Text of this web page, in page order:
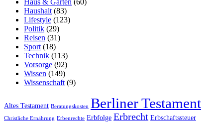
Haushalt (83)
Lifestyle (123)
Politik (29)
Reisen (31)
Sport (18)
Technik (113)
Vorsorge (92)
Wissen (149)
Wissenschaft (9)
Altes Testament Beratungskosten Berliner Testament
Christliche Ernährung Erbenrechte Erbfolge Erbrecht Erbschaftssteuer